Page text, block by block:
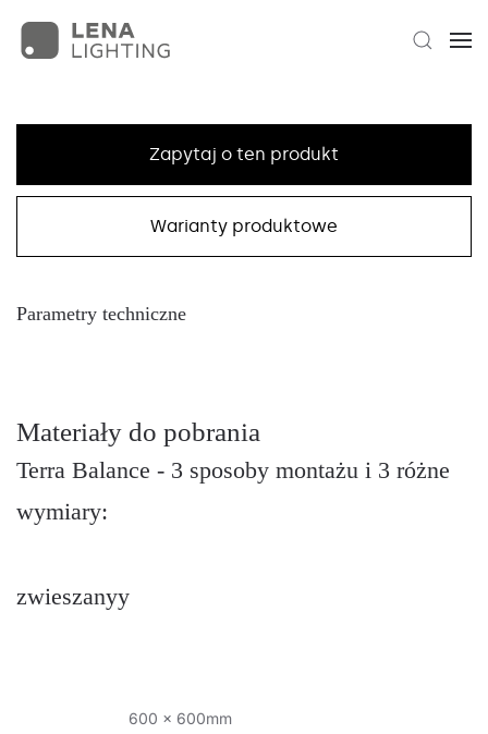
Zapytaj o ten produkt
Warianty produktowe
Parametry techniczne
Materiały do pobrania
Terra Balance - 3 sposoby montażu i 3 różne
wymiary:
zwieszanyy
600 x 600mm